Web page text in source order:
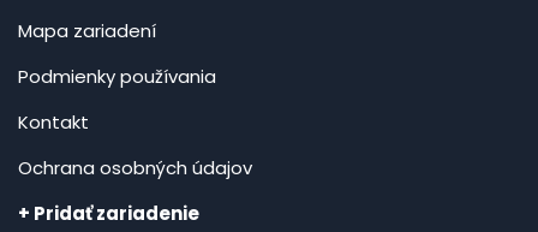
Mapa zariadení
Podmienky používania
Kontakt
Ochrana osobných údajov
+ Pridať zariadenie